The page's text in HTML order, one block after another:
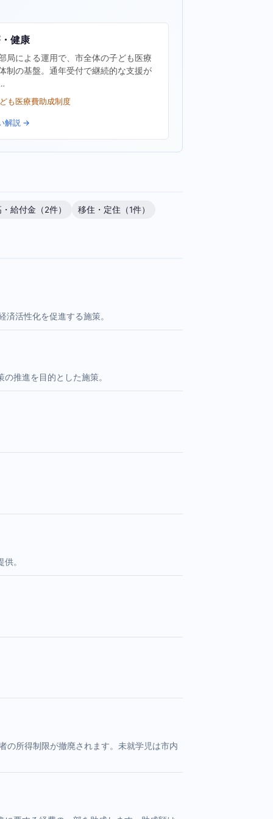
健康
局による運用で、市全体の子ども医療
制の基盤。通年受付で継続的な支援が
も医療費助成制度
解説 →
給付金（2件） 移住・定住（1件）
活性化を促進する施策。
推進を目的とした施策。
。
の所得制限が撤廃されます。未就学児は市内